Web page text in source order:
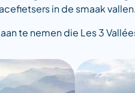
in de smaak vallen.
te nemen die Les 3